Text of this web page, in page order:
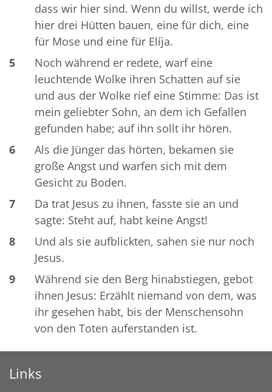
dass wir hier sind. Wenn du willst, werde ich
hier drei Hütten bauen, eine für dich, eine
für Mose und eine für Elíja.
5
Noch während er redete, warf eine
leuchtende Wolke ihren Schatten auf sie
und aus der Wolke rief eine Stimme: Das ist
mein geliebter Sohn, an dem ich Gefallen
gefunden habe; auf ihn sollt ihr hören.
6
Als die Jünger das hörten, bekamen sie
große Angst und warfen sich mit dem
Gesicht zu Boden.
7
Da trat Jesus zu ihnen, fasste sie an und
sagte: Steht auf, habt keine Angst!
8
Und als sie aufblickten, sahen sie nur noch
Jesus.
9
Während sie den Berg hinabstiegen, gebot
ihnen Jesus: Erzählt niemand von dem, was
ihr gesehen habt, bis der Menschensohn
von den Toten auferstanden ist.
Links